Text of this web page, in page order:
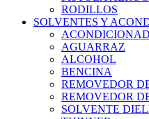
RODILLOS
SOLVENTES Y
AGUARRAZ
ALCOHOL
BENCINA
REMOVEDOR
REMOVEDOR
SOLVENTE